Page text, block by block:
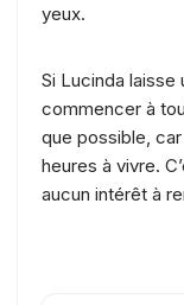
yeux.
Si Lucinda
commencer à
que possible,
heures à vivre.
aucun intérêt à